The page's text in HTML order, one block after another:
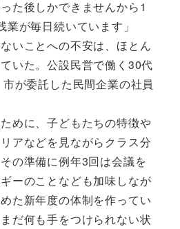
た後しかできませんから1
が毎日続いています」
いことへの不安は、ほとん
いた。公設民営で働く30代
が委託した民間企業の社員
めに、子どもたちの特徴や
アなどを見ながらクラス分
の準備に例年3回は会議を
ーのことなども加味しなが
た新年度の体制を作ってい
だ何も手をつけられない状